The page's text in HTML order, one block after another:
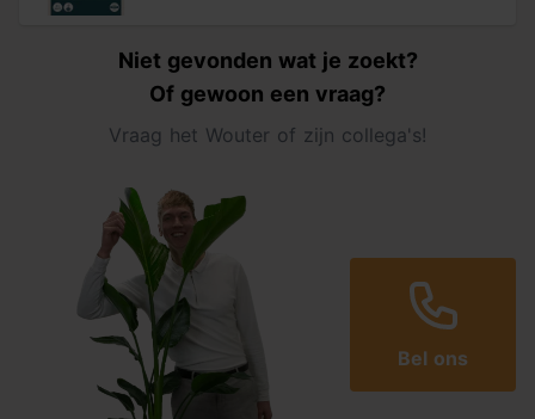
Niet gevonden wat je zoekt?
Of gewoon een vraag?
Vraag het Wouter of zijn collega's!
Bel ons